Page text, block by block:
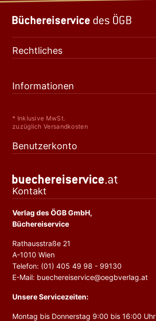
Rechtliches
Informationen
* Inklusive MwSt.
zuzüglich Versandkosten
Benutzerkonto
Kontakt
Verlag des ÖGB GmbH,
Büchereiservice
Rathausstraße 21
A-1010 Wien
Telefon: (01) 405 49 98 - 99130
E-Mail: buechereiservice@oegbverlag.at
Unsere Servicezeiten:
Montag bis Donnerstag 9:00 bis 16:00 Uhr